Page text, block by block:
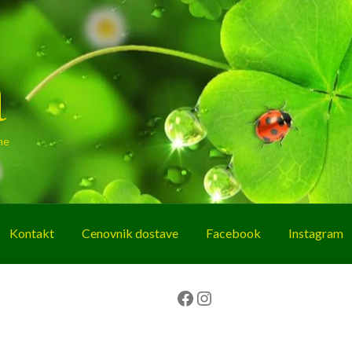
Kontakt Cenovnik dostave Facebook Instagram
Facebook Instagram